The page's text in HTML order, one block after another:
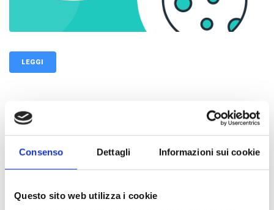
Consenso Dettagli Informazioni sui cookie
Questo sito web utilizza i cookie
LEGGI
Transazioni online parte I